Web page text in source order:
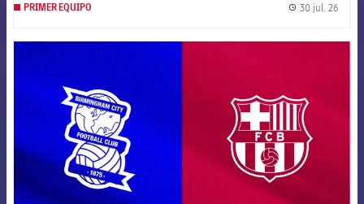
PRIMER EQUIPO 30 jul. 26